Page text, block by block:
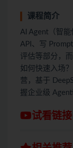
课程简介
AI Agent（智
API、写
评估等部分，
如何快速入场
营，基于
握企业级
试看链接